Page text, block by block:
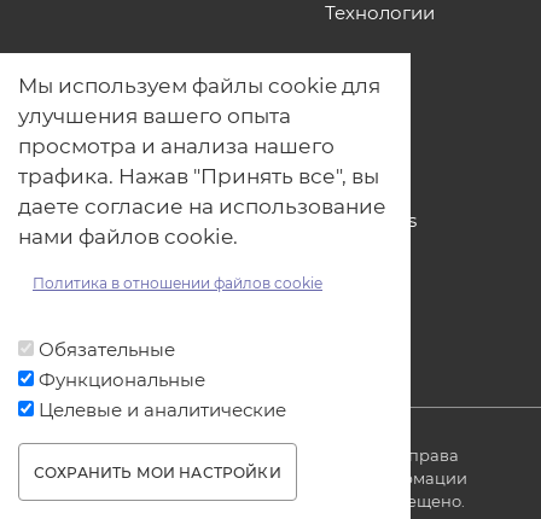
Технологии
О нас
Наши проекты
Связь с нами
Общая политика обработки
персональных данных
Политика обработки файлов Cookies
Политика обработки персональных
данных для мероприятий
© ОДО «Точно-вовремя» 2007-2026. Все права
защищены, любое использование информации
без ссылки на источник produkt.by запрещено.
Мы используем файлы cookie для
улучшения вашего опыта
просмотра и анализа нашего
трафика. Нажав "Принять все", вы
даете согласие на использование
нами файлов cookie.
Политика в отношении файлов cookie
Обязательные
Функциональные
Целевые и аналитические
СОХРАНИТЬ МОИ НАСТРОЙКИ